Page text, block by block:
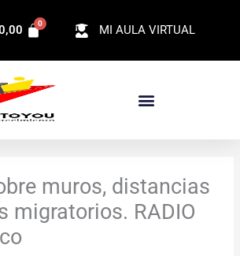
MI AULA VIRTUAL
muros, distancias
migratorios. RADIO